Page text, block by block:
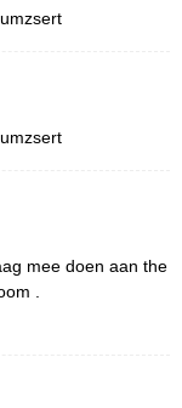
mee doen aan the
.